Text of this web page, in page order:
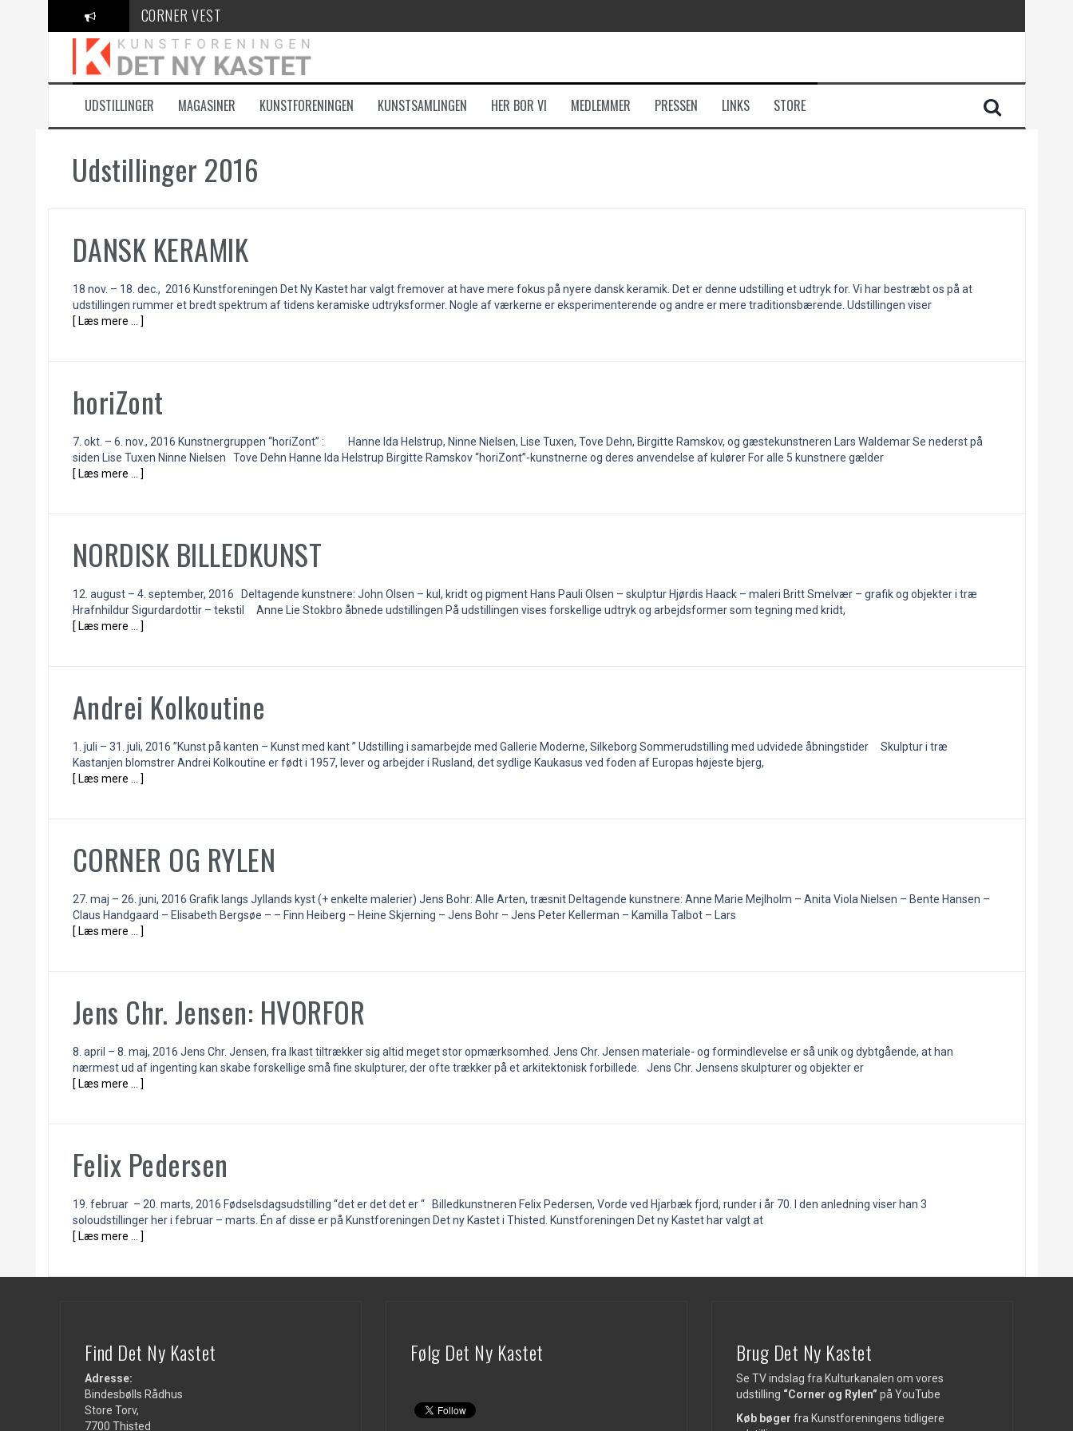
CORNER VEST
KANT Festival
100 Danske Keramikere
UDSTILLINGER MAGASINER KUNSTFORENINGEN KUNSTSAMLINGEN HER BOR VI MEDLEMMER PRESSEN LINKS STORE
Udstillinger 2016
DANSK KERAMIK
18 nov. – 18. dec., 2016 Kunstforeningen Det Ny Kastet har valgt fremover at have mere fokus på nyere dansk keramik. Det er denne udstilling et udtryk for. Vi har bestræbt os på at
udstillingen rummer et bredt spektrum af tidens keramiske udtryksformer. Nogle af værkerne er eksperimenterende og andre er mere traditionsbærende. Udstillingen viser
[ Læs mere … ]
horiZont
7. okt. – 6. nov., 2016 Kunstnergruppen “horiZont” : Hanne Ida Helstrup, Ninne Nielsen, Lise Tuxen, Tove Dehn, Birgitte Ramskov, og gæstekunstneren Lars Waldemar Se nederst på
siden Lise Tuxen Ninne Nielsen Tove Dehn Hanne Ida Helstrup Birgitte Ramskov “horiZont”-kunstnerne og deres anvendelse af kulører For alle 5 kunstnere gælder
[ Læs mere … ]
NORDISK BILLEDKUNST
12. august – 4. september, 2016 Deltagende kunstnere: John Olsen – kul, kridt og pigment Hans Pauli Olsen – skulptur Hjørdis Haack – maleri Britt Smelvær – grafik og objekter i træ
Hrafnhildur Sigurdardottir – tekstil Anne Lie Stokbro åbnede udstillingen På udstillingen vises forskellige udtryk og arbejdsformer som tegning med kridt,
[ Læs mere … ]
Andrei Kolkoutine
1. juli – 31. juli, 2016 ”Kunst på kanten – Kunst med kant ” Udstilling i samarbejde med Gallerie Moderne, Silkeborg Sommerudstilling med udvidede åbningstider Skulptur i træ
Kastanjen blomstrer Andrei Kolkoutine er født i 1957, lever og arbejder i Rusland, det sydlige Kaukasus ved foden af Europas højeste bjerg,
[ Læs mere … ]
CORNER OG RYLEN
27. maj – 26. juni, 2016 Grafik langs Jyllands kyst (+ enkelte malerier) Jens Bohr: Alle Arten, træsnit Deltagende kunstnere: Anne Marie Mejlholm – Anita Viola Nielsen – Bente Hansen –
Claus Handgaard – Elisabeth Bergsøe – – Finn Heiberg – Heine Skjerning – Jens Bohr – Jens Peter Kellerman – Kamilla Talbot – Lars
[ Læs mere … ]
Jens Chr. Jensen: HVORFOR
8. april – 8. maj, 2016 Jens Chr. Jensen, fra Ikast tiltrækker sig altid meget stor opmærksomhed. Jens Chr. Jensen materiale- og formindlevelse er så unik og dybtgående, at han
nærmest ud af ingenting kan skabe forskellige små fine skulpturer, der ofte trækker på et arkitektonisk forbillede. Jens Chr. Jensens skulpturer og objekter er
[ Læs mere … ]
Felix Pedersen
19. februar – 20. marts, 2016 Fødselsdagsudstilling “det er det det er “ Billedkunstneren Felix Pedersen, Vorde ved Hjarbæk fjord, runder i år 70. I den anledning viser han 3
soloudstillinger her i februar – marts. Én af disse er på Kunstforeningen Det ny Kastet i Thisted. Kunstforeningen Det ny Kastet har valgt at
[ Læs mere … ]
Find Det Ny Kastet
Adresse:
Bindesbølls Rådhus
Store Torv,
7700 Thisted
Følg Det Ny Kastet Brug Det Ny Kastet
Se TV indslag fra Kulturkanalen om vores
udstilling “Corner og Rylen”påYouTube
Køb bøger fra Kunstforeningens tidligere